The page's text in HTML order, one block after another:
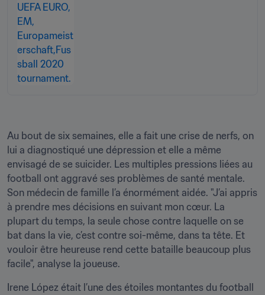
Au bout de six semaines, elle a fait une crise de nerfs, on
lui a diagnostiqué une dépression et elle a même
envisagé de se suicider. Les multiples pressions liées au
football ont aggravé ses problèmes de santé mentale.
Son médecin de famille l’a énormément aidée. "J’ai appris
à prendre mes décisions en suivant mon cœur. La
plupart du temps, la seule chose contre laquelle on se
bat dans la vie, c’est contre soi-même, dans ta tête. Et
vouloir être heureuse rend cette bataille beaucoup plus
facile", analyse la joueuse.
Irene López était l’une des étoiles montantes du football